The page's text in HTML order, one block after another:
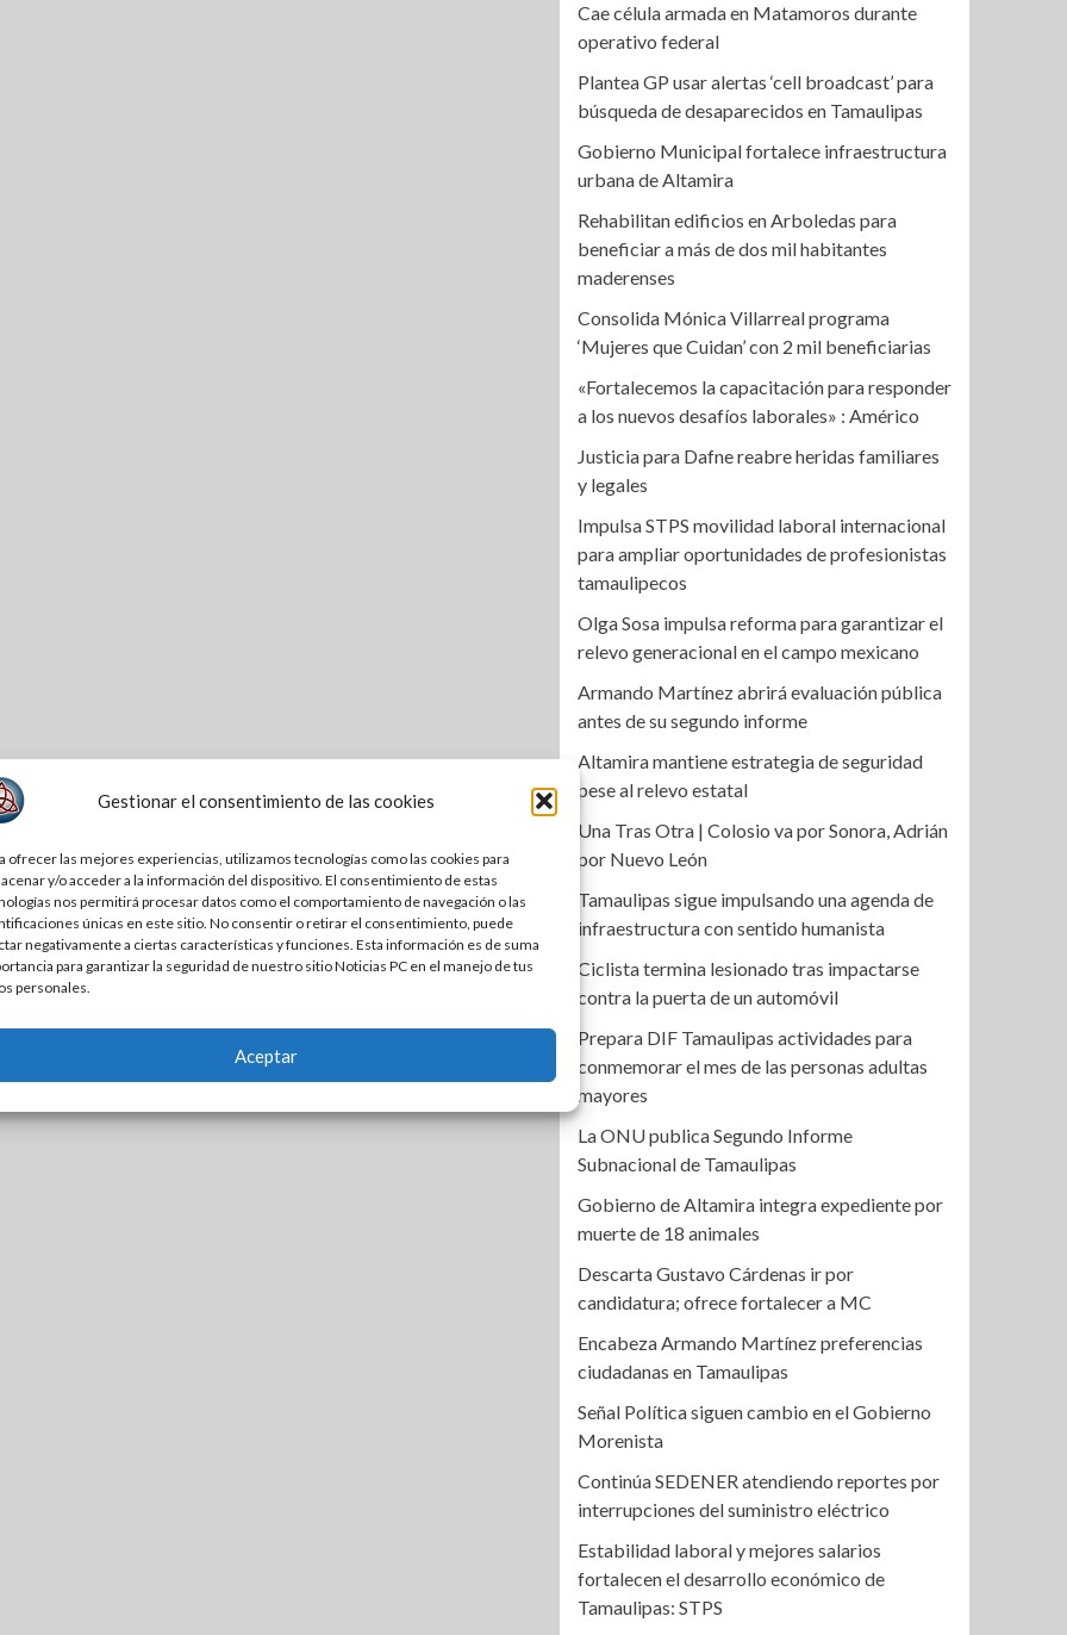
Gestionar el consentimiento de las cookies
ofrecer las mejores experiencias, utilizamos tecnologías como las cookies para
y/o acceder a la información del dispositivo. El consentimiento de estas
nos permitirá procesar datos como el comportamiento de navegación o las
únicas en este sitio. No consentir o retirar el consentimiento, puede
negativamente a ciertas características y funciones. Esta información es de suma
para garantizar la seguridad de nuestro sitio Noticias PC en el manejo de tus
personales.
Aceptar
Cae célula armada en Matamoros durante
operativo federal
Plantea GP usar alertas ‘cell broadcast’ para
búsqueda de desaparecidos en Tamaulipas
Gobierno Municipal fortalece infraestructura
urbana de Altamira
Rehabilitan edificios en Arboledas para
beneficiar a más de dos mil habitantes
maderenses
Consolida Mónica Villarreal programa
‘Mujeres que Cuidan’ con 2 mil beneficiarias
«Fortalecemos la capacitación para responder
a los nuevos desafíos laborales» : Américo
Justicia para Dafne reabre heridas familiares
y legales
Impulsa STPS movilidad laboral internacional
para ampliar oportunidades de profesionistas
tamaulipecos
Olga Sosa impulsa reforma para garantizar el
relevo generacional en el campo mexicano
Armando Martínez abrirá evaluación pública
antes de su segundo informe
Altamira mantiene estrategia de seguridad
pese al relevo estatal
Una Tras Otra | Colosio va por Sonora, Adrián
por Nuevo León
Tamaulipas sigue impulsando una agenda de
infraestructura con sentido humanista
Ciclista termina lesionado tras impactarse
contra la puerta de un automóvil
Prepara DIF Tamaulipas actividades para
conmemorar el mes de las personas adultas
mayores
La ONU publica Segundo Informe
Subnacional de Tamaulipas
Gobierno de Altamira integra expediente por
muerte de 18 animales
Descarta Gustavo Cárdenas ir por
candidatura; ofrece fortalecer a MC
Encabeza Armando Martínez preferencias
ciudadanas en Tamaulipas
Señal Política siguen cambio en el Gobierno
Morenista
Continúa SEDENER atendiendo reportes por
interrupciones del suministro eléctrico
Estabilidad laboral y mejores salarios
fortalecen el desarrollo económico de
Tamaulipas: STPS